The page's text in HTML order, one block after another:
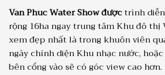
Van Phuc Water Show đượctrình
rộng 16ha ngay trung tâm Khu đô thị
xem đẹp nhất là trong khuôn viên
ngày chính diện Khu nhạc nước,
bên cổng vào sẽ có góc view cao hơn.